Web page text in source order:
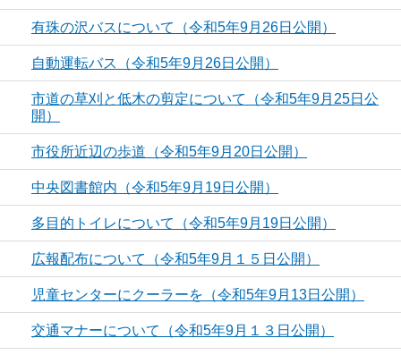
有珠の沢バスについて（令和5年9月26日公開）
自動運転バス（令和5年9月26日公開）
市道の草刈と低木の剪定について（令和5年9月25日公
開）
市役所近辺の歩道（令和5年9月20日公開）
中央図書館内（令和5年9月19日公開）
多目的トイレについて（令和5年9月19日公開）
広報配布について（令和5年9月１５日公開）
児童センターにクーラーを（令和5年9月13日公開）
交通マナーについて（令和5年9月１３日公開）